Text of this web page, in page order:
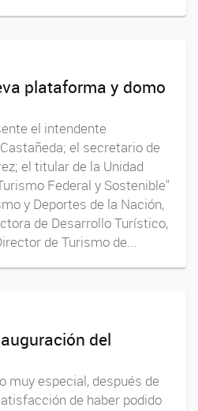
plataforma y domo
el intendente
el secretario de
el titular de la Unidad
Federal y Sostenible"
y Deportes de la Nación,
de Desarrollo Turístico,
de Turismo de...
del
muy especial, después de
de haber podido